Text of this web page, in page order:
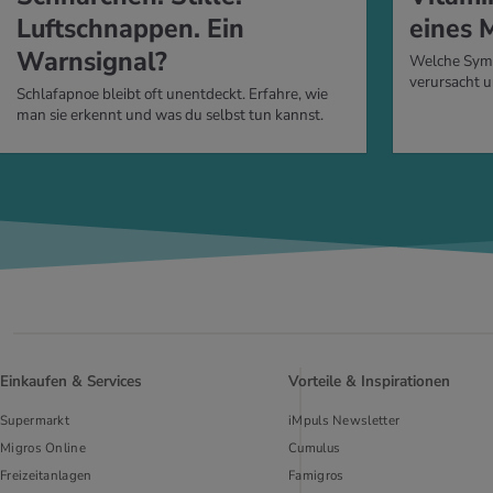
Luftschnappen. Ein
Warnsignal?
Schlafapnoe bleibt oft unentdeckt. Erfahre, wie
man sie erkennt und was du selbst tun kannst.
eines
Welche
verursacht
Einkaufen & Services
Supermarkt
Migros Online
Freizeitanlagen
Vorteile & Inspirationen
iMpuls Newsletter
Cumulus
Famigros